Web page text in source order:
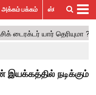
அக்கம் பக்கம் ஸ்பெஷல் ஸ்டோரீஸ்
இயக்கத்தில் நடிக்கும்